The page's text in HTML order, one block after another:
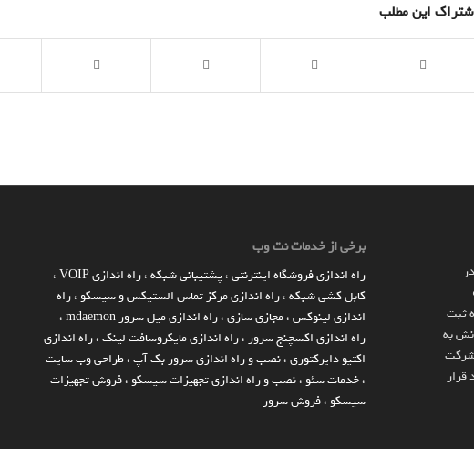
این مطلب
برخی از خدمات نت وب
راه اندازي فروشگاه اينترنتي،پشتیبانی شبکه،راه اندازی VOIP
،
کابل کشی شبکه،راه اندازی مرکز تماس الستیکس و سیسکو ،راه
اندازی لینوکس،مجازی سازی،راه اندازی میل سرور mdaemon
،
راه اندازی اکسچنج سرور ،راه اندازی مایکروسافت لینک،راه اندازی
اکتیو دایرکتوری،نصب و راه اندازی سرور بک آپ،طراحی وب سایت
،خدمات سئو ،نصب و راه اندازی تجهیزات سیسکو ،فروش تجهیزات
سیسکو ،فروش سرور
461153 در اداره ثبت
به‌
شرکت